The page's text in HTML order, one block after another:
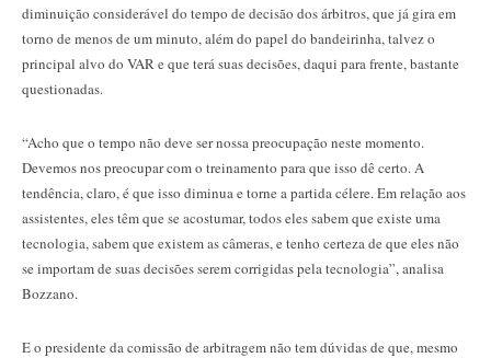
diminuição considerável do tempo de decisão dos árbitros, que já gira em
torno de menos de um minuto, além do papel do bandeirinha, talvez o
principal alvo do VAR e que terá suas decisões, daqui para frente, bastante
questionadas.
“Acho que o tempo não deve ser nossa preocupação neste momento.
Devemos nos preocupar com o treinamento para que isso dê certo. A
tendência, claro, é que isso diminua e torne a partida célere. Em relação aos
assistentes, eles têm que se acostumar, todos eles sabem que existe uma
tecnologia, sabem que existem as câmeras, e tenho certeza de que eles não
se importam de suas decisões serem corrigidas pela tecnologia”, analisa
Bozzano.
E o presidente da comissão de arbitragem não tem dúvidas de que, mesmo